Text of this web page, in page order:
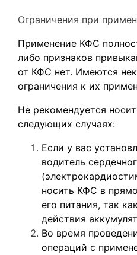
Ограничения при
Применение КФС
либо признаков
от КФС нет. Имеются
ограничения к их
Не рекомендуется
следующих случаях:
Если у вас
водитель
носить КФС в
его питания, так
действия
Во время
операций с